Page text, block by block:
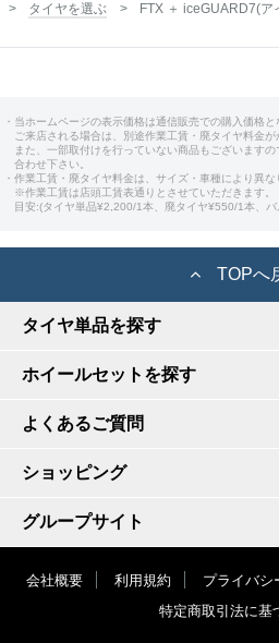
タイヤを選ぶ
FTX ＋ iceGUARD7(ア
・当ホームページの表示価格は通信販売での購入価格と
ご来店される場合は、別途作業工賃・廃タイヤ料金が
また、一部取付けを行っていない商品もございます
合わせ下さい。
・作業工賃・廃タイヤ料金は、サイズ・車種により異な
※作業工賃は店頭工賃表通りとさせていただきます。
目安:(タイヤ単品¥2,200/1本、廃タイヤ¥550/1本、
TOPへ
タイヤ単品を探す
ホイールセットを探す
よくあるご質問
ショッピング
グループサイト
会社概要 利用規約 プライバシ
特定商取引法に基